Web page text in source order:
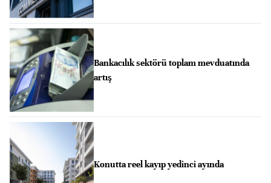
Bankacılık sektörü toplam mevduatında
artış
Konutta reel kayıp yedinci ayında